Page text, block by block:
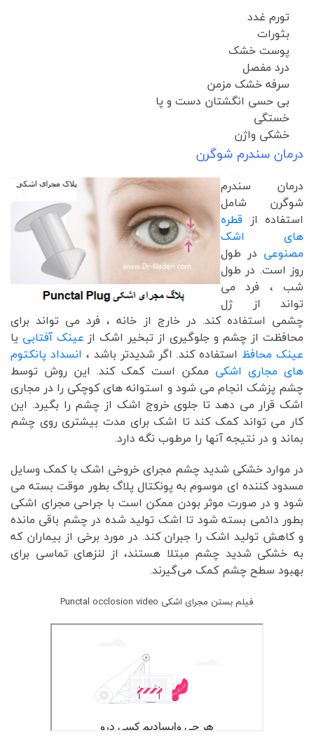
تورم غدد
بثورات
پوست خشک
درد مفصل
سرفه خشک مزمن
بی حسی انگشتان دست و پا
خستگی
خشکی واژن
درمان سندرم شوگرن
درمان سندرم
شوگرن شامل
استفاده از قطره
های اشک
مصنوعی در طول
روز است. در طول
شب ، فرد می
تواند از ژل
چشمی استفاده کند. در خارج از خانه ، فرد می تواند برای
محافظت از چشم و جلوگیری از تبخیر اشک از عینک آفتابی یا
عینک محافظ استفاده کند. اگر شدیدتر باشد ، انسداد پانکتوم
های مجاری اشکی ممکن است کمک کند. این روش توسط
چشم پزشک انجام می شود و استوانه های کوچکی را در مجاری
اشک قرار می دهد تا جلوی خروج اشک از چشم را بگیرد. این
کار می تواند کمک کند تا اشک برای مدت بیشتری روی چشم
بماند و در نتیجه آنها را مرطوب نگه دارد.
در موارد خشکی شدید چشم مجرای خروخی اشک با کمک وسایل
مسدود کننده ای موسوم به پونکتال پلاگ بطور موقت بسته می
شود و در صورت موثر بودن ممکن است با جراحی مجرای اشکی
بطور دائمی بسته شود تا اشک تولید شده در چشم باقی مانده
و کاهش تولید اشک را جبران کند. در مورد برخی از بیماران که
به خشکی شدید چشم مبتلا هستند، از لنزهای تماسی برای
بهبود سطح چشم کمک می‌گیرند.
فیلم بستن مجرای اشکی Punctal occlosion video